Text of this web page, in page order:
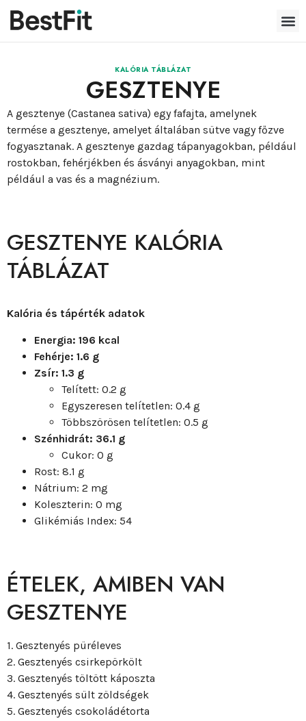
KALÓRIA TÁBLÁZAT
GESZTENYE
A gesztenye (Castanea sativa) egy fafajta, amelynek
termése a gesztenye, amelyet általában sütve vagy főzve
fogyasztanak. A gesztenye gazdag tápanyagokban, például
rostokban, fehérjékben és ásványi anyagokban, mint
például a vas és a magnézium.
GESZTENYE KALÓRIA
TÁBLÁZAT
Kalória és tápérték adatok
Energia: 196 kcal
Fehérje: 1.6 g
Zsír: 1.3 g
Telített: 0.2 g
Egyszeresen telítetlen: 0.4 g
Többszörösen telítetlen: 0.5 g
Szénhidrát: 36.1 g
Cukor: 0 g
Rost: 8.1 g
Nátrium: 2 mg
Koleszterin: 0 mg
Glikémiás Index: 54
ÉTELEK, AMIBEN VAN
GESZTENYE
1. Gesztenyés püréleves
2. Gesztenyés csirkepörkölt
3. Gesztenyés töltött káposzta
4. Gesztenyés sült zöldségek
5. Gesztenyés csokoládétorta